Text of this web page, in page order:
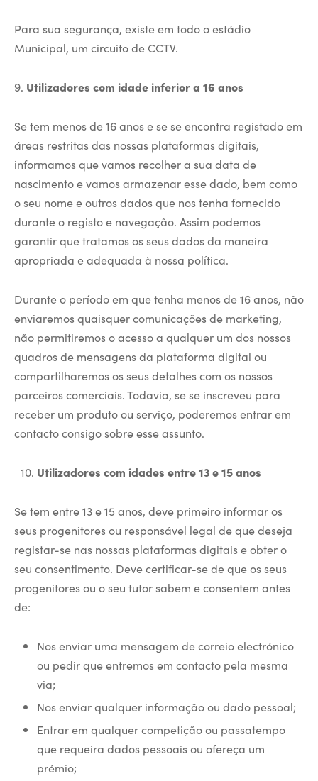
Para sua segurança, existe em todo o estádio
Municipal, um circuito de CCTV.
9. Utilizadores com idade inferior a 16 anos
Se tem menos de 16 anos e se se encontra registado em
áreas restritas das nossas plataformas digitais,
informamos que vamos recolher a sua data de
nascimento e vamos armazenar esse dado, bem como
o seu nome e outros dados que nos tenha fornecido
durante o registo e navegação. Assim podemos
garantir que tratamos os seus dados da maneira
apropriada e adequada à nossa política.
Durante o período em que tenha menos de 16 anos, não
enviaremos quaisquer comunicações de marketing,
não permitiremos o acesso a qualquer um dos nossos
quadros de mensagens da plataforma digital ou
compartilharemos os seus detalhes com os nossos
parceiros comerciais. Todavia, se se inscreveu para
receber um produto ou serviço, poderemos entrar em
contacto consigo sobre esse assunto.
Utilizadores com idades entre 13 e 15 anos
Se tem entre 13 e 15 anos, deve primeiro informar os
seus progenitores ou responsável legal de que deseja
registar-se nas nossas plataformas digitais e obter o
seu consentimento. Deve certificar-se de que os seus
progenitores ou o seu tutor sabem e consentem antes
de:
Nos enviar uma mensagem de correio electrónico
ou pedir que entremos em contacto pela mesma
via;
Nos enviar qualquer informação ou dado pessoal;
Entrar em qualquer competição ou passatempo
que requeira dados pessoais ou ofereça um
prémio;